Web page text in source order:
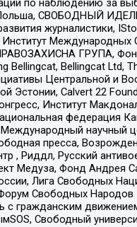
СВОБОДНЫЙ
журналистики,
Международных
ГРУПА,
Bellingcat, Bellingcat Ltd,
Центральной и
Эстонии, Calvert 22
Институт
федерация
научный
пресса,
, Риддл, Русский
Медуза, Фонд Андрея
Лига Свободных
Свободных Народов
с гражданским
Свободный